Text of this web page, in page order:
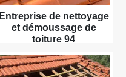
Entreprise de nettoyage
et démoussage de
toiture 94